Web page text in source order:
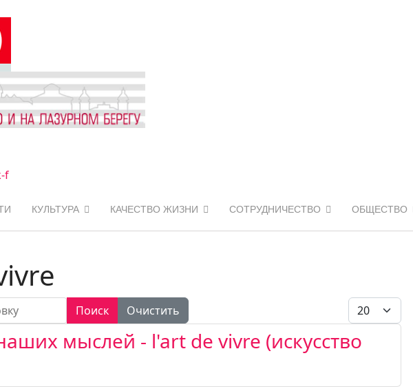
f
КУЛЬТУРА КАЧЕСТВО ЖИЗНИ СОТРУДНИЧЕСТВО ОБЩЕСТВО
Поиск Очистить Кол-во строк:
мыслей - l'art de vivre (искусство